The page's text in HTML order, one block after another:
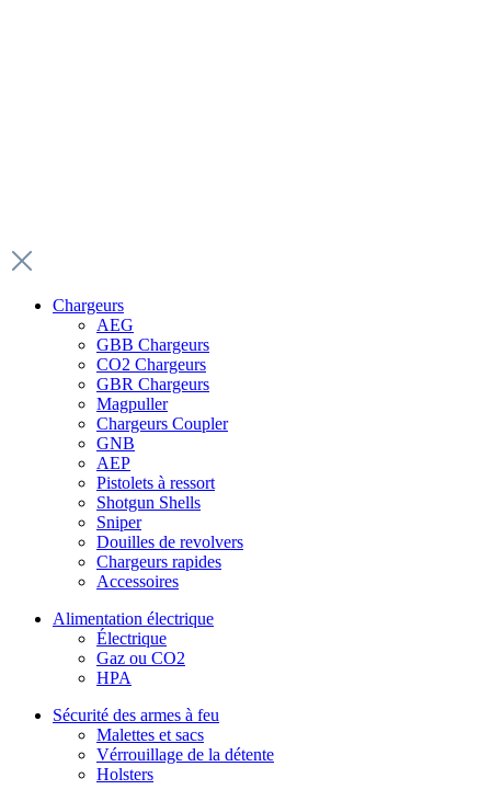
Chargeurs
AEG
GBB Chargeurs
CO2 Chargeurs
GBR Chargeurs
Magpuller
Chargeurs Coupler
GNB
AEP
Pistolets à ressort
Shotgun Shells
Sniper
Douilles de revolvers
Chargeurs rapides
Accessoires
Alimentation électrique
Électrique
Gaz ou CO2
HPA
Sécurité des armes à feu
Malettes et sacs
Vérrouillage de la détente
Holsters